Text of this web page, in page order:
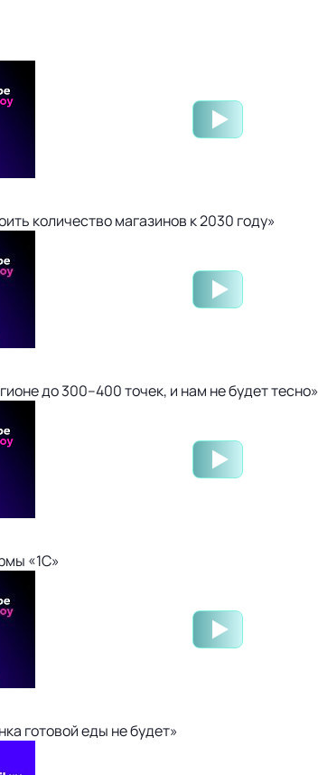
количество магазинов к 2030 году»
до 300–400 точек, и нам не будет тесно»
«1С»
готовой еды не будет»